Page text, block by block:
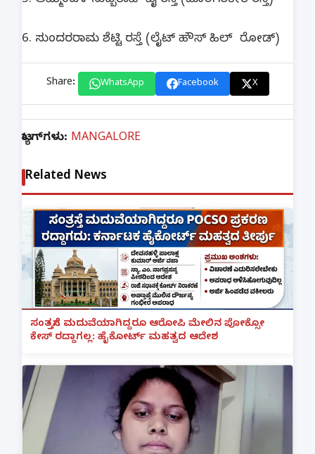
6. ಸುಂದರರಾಮ ಶೆಟ್ಟಿ ರಸ್ತೆ (ಲೈಟ್ ಹೌಸ್ ಹಿಲ್‌ ರೋಡ್)
Share: WhatsApp Facebook X
ಟ್ಯಾಗ್‌ಗಳು: MANGALORE
Related News
ಸಂತ್ರಸ್ತೆಗೆ ಮದುವೆಯಾಗಿದ್ದರೂ ಆರೋಪಿ ಮೇಲಿನ ಪೋಕ್ಸೋ
ಕೇಸ್ ರದ್ದಾಗಲ್ಲ: ಹೈಕೋರ್ಟ್ ಮಹತ್ವದ ಆದೇಶ